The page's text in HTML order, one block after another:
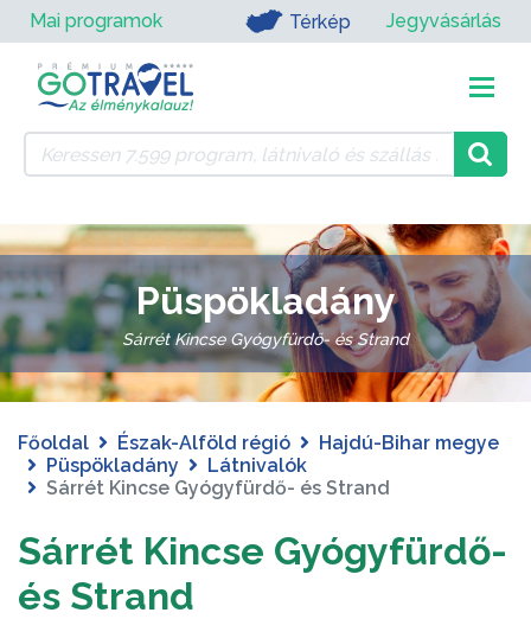
Mai programok Térkép Jegyvásárlás
Püspökladány
Sárrét Kincse Gyógyfürdő- és Strand
Főoldal Észak-Alföld régió
Hajdú-Bihar megye
Püspökladány
Látnivalók
Sárrét Kincse Gyógyfürdő- és Strand
Sárrét Kincse Gyógyfürdő-
és Strand